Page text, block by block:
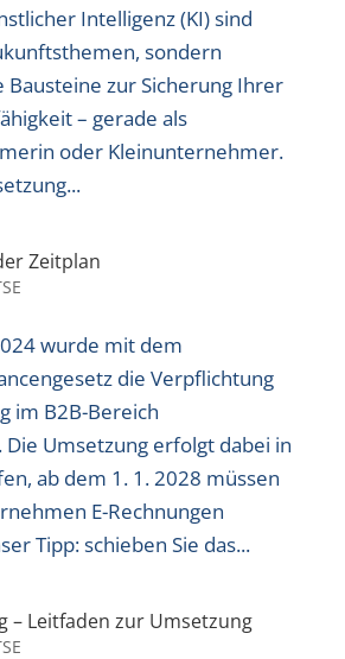
Intelligenz (KI) sind
sondern
Bausteine zur Sicherung Ihrer
– gerade als
oder Kleinunternehmer.
Zeitplan
wurde mit dem
die Verpflichtung
im B2B-Bereich
Umsetzung erfolgt dabei in
ab dem 1. 1. 2028 müssen
E-Rechnungen
Tipp: schieben Sie das...
– Leitfaden zur Umsetzung